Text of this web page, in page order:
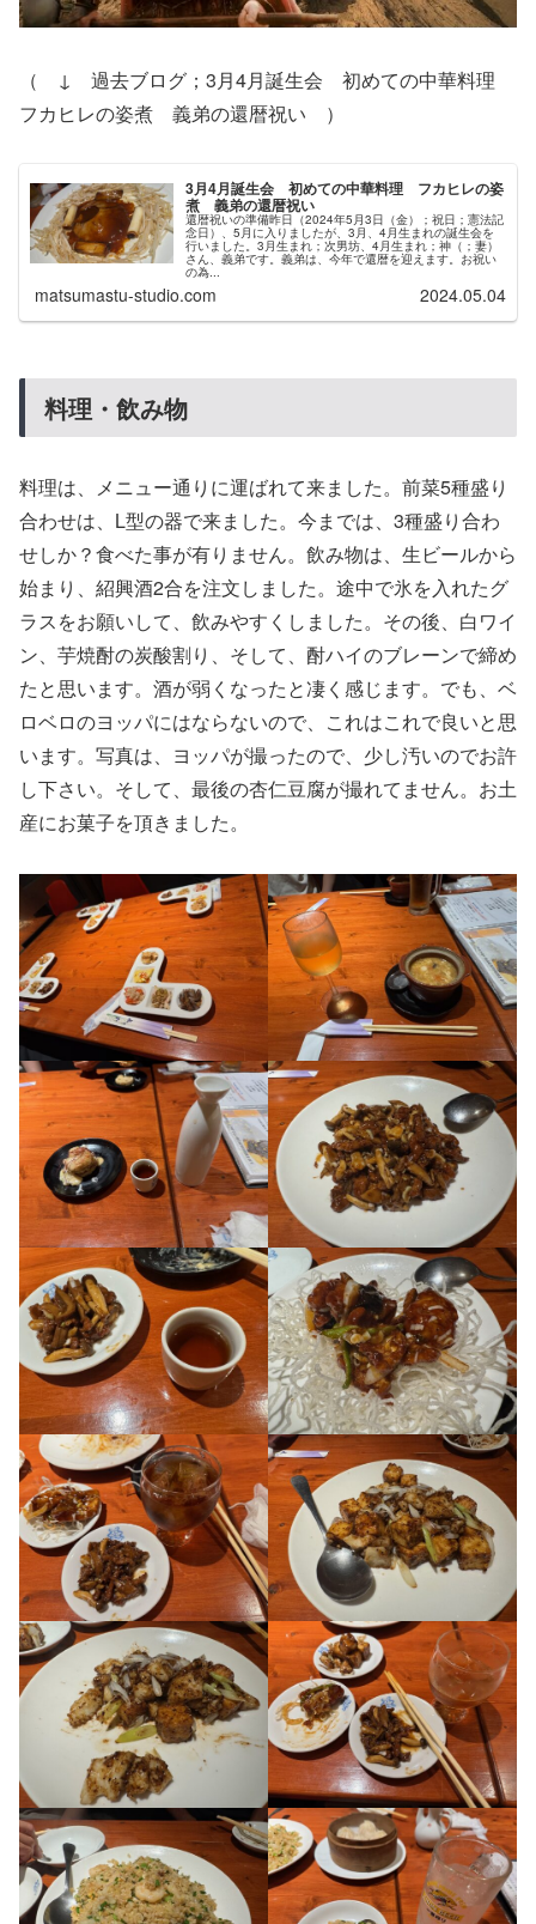
（ ↓ 過去ブログ；3月4月誕生会 初めての中華料理
フカヒレの姿煮 義弟の還暦祝い ）
3月4月誕生会 初めての中華料理 フカヒレの姿
煮 義弟の還暦祝い
還暦祝いの準備昨日（2024年5月3日（金）；祝日；憲法記
念日）、5月に入りましたが、3月、4月生まれの誕生会を
行いました。3月生まれ；次男坊、4月生まれ；神（；妻）
さん、義弟です。義弟は、今年で還暦を迎えます。お祝い
の為...
matsumastu-studio.com 2024.05.04
料理・飲み物
料理は、メニュー通りに運ばれて来ました。前菜5種盛り
合わせは、L型の器で来ました。今までは、3種盛り合わ
せしか？食べた事が有りません。飲み物は、生ビールから
始まり、紹興酒2合を注文しました。途中で氷を入れたグ
ラスをお願いして、飲みやすくしました。その後、白ワイ
ン、芋焼酎の炭酸割り、そして、酎ハイのブレーンで締め
たと思います。酒が弱くなったと凄く感じます。でも、ベ
ロベロのヨッパにはならないので、これはこれで良いと思
います。写真は、ヨッパが撮ったので、少し汚いのでお許
し下さい。そして、最後の杏仁豆腐が撮れてません。お土
産にお菓子を頂きました。